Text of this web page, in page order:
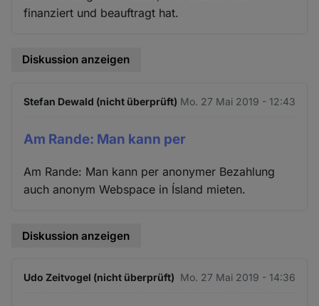
finanziert und beauftragt hat.
Diskussion anzeigen
Stefan Dewald (nicht überprüft) Mo. 27 Mai 2019 - 12:43
Am Rande: Man kann per
Am Rande: Man kann per anonymer Bezahlung
auch anonym Webspace in Ísland mieten.
Diskussion anzeigen
Udo Zeitvogel (nicht überprüft) Mo. 27 Mai 2019 - 14:36